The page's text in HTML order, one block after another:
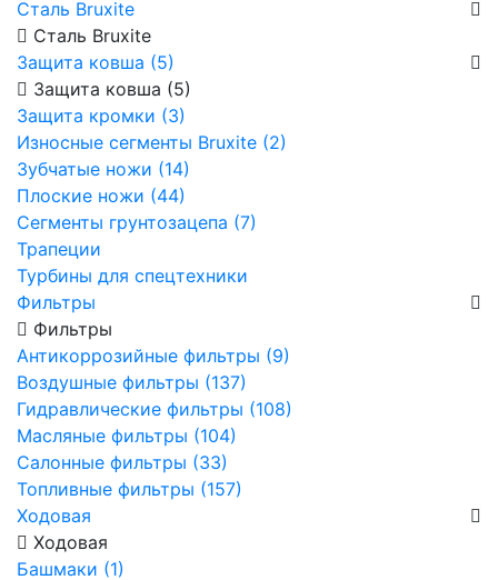
Сталь Bruxite
Сталь Bruxite
Защита ковша (5)
Защита ковша (5)
Защита кромки (3)
Износные сегменты Bruxite (2)
Зубчатые ножи (14)
Плоские ножи (44)
Сегменты грунтозацепа (7)
Трапеции
Турбины для спецтехники
Фильтры
Фильтры
Антикоррозийные фильтры (9)
Воздушные фильтры (137)
Гидравлические фильтры (108)
Масляные фильтры (104)
Салонные фильтры (33)
Топливные фильтры (157)
Ходовая
Ходовая
Башмаки (1)